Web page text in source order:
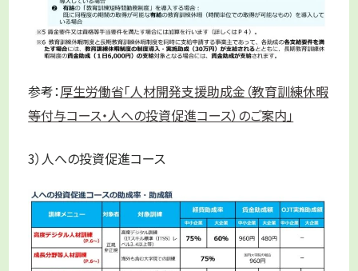
参考：厚生労働省「人材開発支援助成金（教育訓練休暇
等付与コース・人への投資促進コース）のご案内」
3）人への投資促進コース